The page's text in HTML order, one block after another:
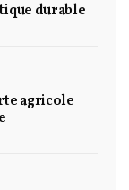
durable
agricole